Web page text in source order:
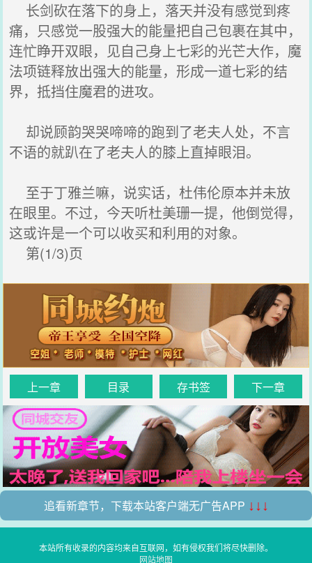
长剑砍在落下的身上，落天并没有感觉到疼
痛，只感觉一股强大的能量把自己包裹在其中，
连忙睁开双眼，见自己身上七彩的光芒大作，魔
法项链释放出强大的能量，形成一道七彩的结
界，抵挡住魔君的进攻。
却说顾韵哭哭啼啼的跑到了老夫人处，不言
不语的就趴在了老夫人的膝上直掉眼泪。
至于丁雅兰嘛，说实话，杜伟伦原本并未放
在眼里。不过，今天听杜美珊一提，他倒觉得，
这或许是一个可以收买和利用的对象。
第(1/3)页
上一章 目录 存书签 下一章
追看新章节，下载本站客户端无广告APP ↓↓↓
本站所有收录的内容均来自互联网，如有侵权我们将尽快删除。
网站地图